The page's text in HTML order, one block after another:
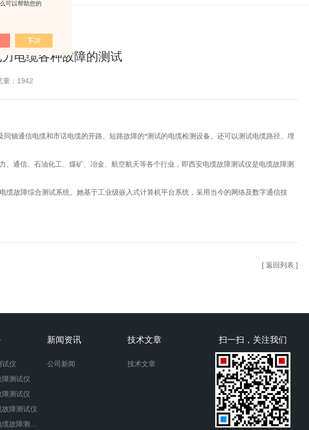
可以帮助您的
电缆各种故障的测试
：1942
轴通信电缆和市话电缆的开路、短路故障的*测试的电缆检测设备。还可以测试电缆路径、埋
通信、石油化工、煤矿、冶金、航空航天等各个行业，即西安电缆故障测试仪是电缆故障测
故障综合测试系统。她基于工业级嵌入式计算机平台系统，采用当今的网络及数字通信技
[ 返回列表 ]
扫一扫，关注我们
试仪
测试仪
障测试仪
故障测试仪
新闻资讯
公司新闻
技术文章
技术文章